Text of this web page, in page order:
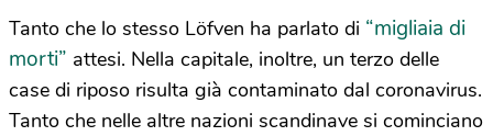
Tanto che lo stesso Löfven ha parlato di “migliaia di
morti” attesi. Nella capitale, inoltre, un terzo delle
case di riposo risulta già contaminato dal coronavirus.
Tanto che nelle altre nazioni scandinave si cominciano